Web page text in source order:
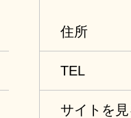
かいビニー
※12月中旬
住所
TEL
サイトを見